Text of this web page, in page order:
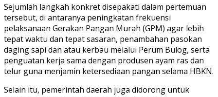
Sejumlah langkah konkret disepakati dalam pertemuan
tersebut, di antaranya peningkatan frekuensi
pelaksanaan Gerakan Pangan Murah (GPM) agar lebih
tepat waktu dan tepat sasaran, penambahan pasokan
daging sapi dan atau kerbau melalui Perum Bulog, serta
penguatan kerja sama dengan produsen ayam ras dan
telur guna menjamin ketersediaan pangan selama HBKN.
Selain itu, pemerintah daerah juga didorong untuk